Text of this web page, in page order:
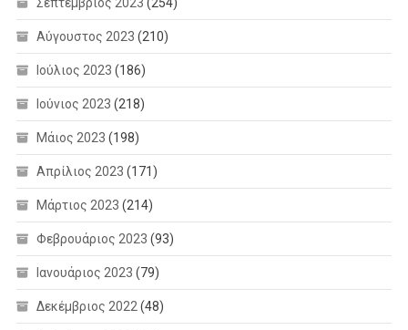
Αύγουστος 2023 (210)
Ιούλιος 2023 (186)
Ιούνιος 2023 (218)
Μάιος 2023 (198)
Απρίλιος 2023 (171)
Μάρτιος 2023 (214)
Φεβρουάριος 2023 (93)
Ιανουάριος 2023 (79)
Δεκέμβριος 2022 (48)